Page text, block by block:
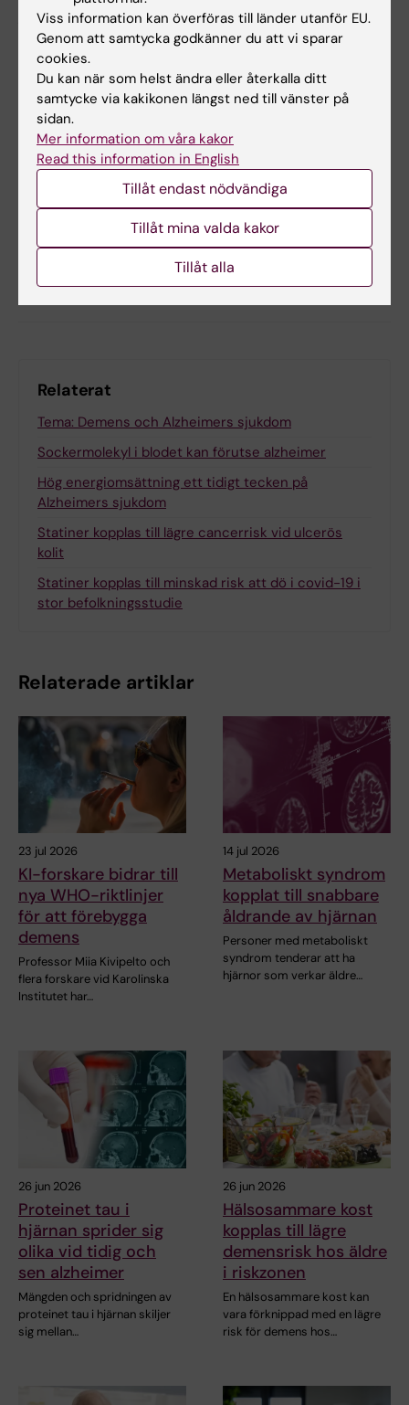
Alzheimer Research and Therapy,online 20
december 2023, doi: 10.1186/s13195-023-
01360-0
Tags
Alzheimers sjukdom
Uppdaterad av:
2023-12-21
Dela
Relaterat
Tema: Demens och Alzheimers sjukdom
Sockermolekyl i blodet kan förutse alzheimer
Hög energiomsättning ett tidigt tecken på
Alzheimers sjukdom
Statiner kopplas till lägre cancerrisk vid ulcerös
kolit
Statiner kopplas till minskad risk att dö i covid-19 i
stor befolkningsstudie
Relaterade artiklar
23 jul 2026
KI-forskare bidrar till
nya WHO-riktlinjer
för att förebygga
demens
Professor Miia Kivipelto och
flera forskare vid Karolinska
Institutet har…
14 jul 2026
Metaboliskt syndrom
kopplat till snabbare
åldrande av hjärnan
Personer med metaboliskt
syndrom tenderar att ha
hjärnor som verkar äldre…
26 jun 2026
Proteinet tau i
hjärnan sprider sig
olika vid tidig och
sen alzheimer
Mängden och spridningen av
proteinet tau i hjärnan skiljer
sig mellan…
26 jun 2026
Hälsosammare kost
kopplas till lägre
demensrisk hos äldre
i riskzonen
En hälsosammare kost kan
vara förknippad med en lägre
risk för demens hos…
Viss information kan överföras till länder utanför EU.
Genom att samtycka godkänner du att vi sparar
cookies.
Du kan när som helst ändra eller återkalla ditt
samtycke via kakikonen längst ned till vänster på
sidan.
Mer information om våra kakor
Read this information in English
Tillåt endast nödvändiga
Tillåt mina valda kakor
Tillåt alla